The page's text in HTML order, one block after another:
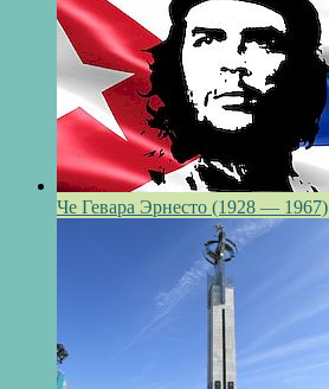
Че Гевара Эрнесто (1928 — 1967)